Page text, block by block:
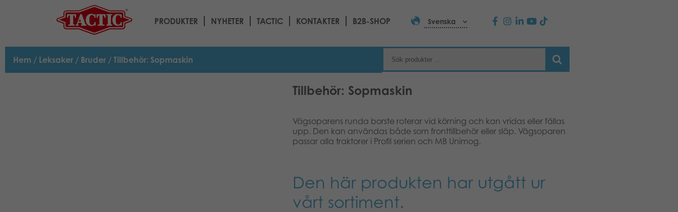
PRODUKTER NYHETER TACTIC KONTAKTER B2B-SHOP Svenska
Hem / Leksaker / Bruder / Tillbehör: Sopmaskin
Tillbehör: Sopmaskin
Vägsoparens runda borste roterar vid körning och kan vridas eller fällas
upp. Den kan användas både som fronttillbehör eller släp. Vägsoparen
passar alla traktorer i Profil serien och MB Unimog.
Den här produkten har utgått ur
vårt sortiment.